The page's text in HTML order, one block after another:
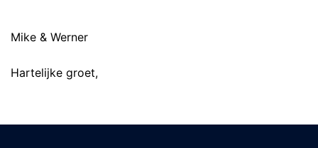
Mike & Werner
Hartelijke groet,